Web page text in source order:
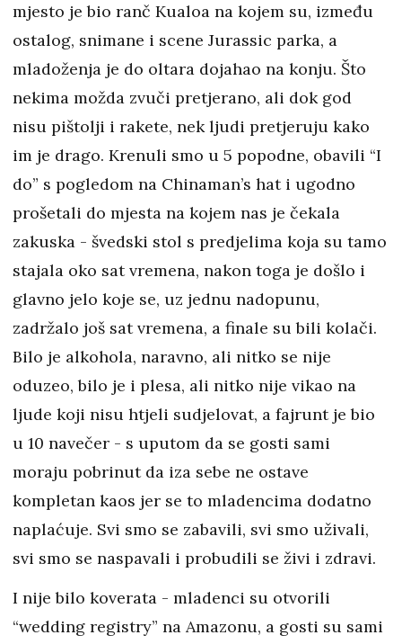
mjesto je bio ranč Kualoa na kojem su, između
ostalog, snimane i scene Jurassic parka, a
mladoženja je do oltara dojahao na konju. Što
nekima možda zvuči pretjerano, ali dok god
nisu pištolji i rakete, nek ljudi pretjeruju kako
im je drago. Krenuli smo u 5 popodne, obavili “I
do” s pogledom na Chinaman’s hat i ugodno
prošetali do mjesta na kojem nas je čekala
zakuska - švedski stol s predjelima koja su tamo
stajala oko sat vremena, nakon toga je došlo i
glavno jelo koje se, uz jednu nadopunu,
zadržalo još sat vremena, a finale su bili kolači.
Bilo je alkohola, naravno, ali nitko se nije
oduzeo, bilo je i plesa, ali nitko nije vikao na
ljude koji nisu htjeli sudjelovat, a fajrunt je bio
u 10 navečer - s uputom da se gosti sami
moraju pobrinut da iza sebe ne ostave
kompletan kaos jer se to mladencima dodatno
naplaćuje. Svi smo se zabavili, svi smo uživali,
svi smo se naspavali i probudili se živi i zdravi.
I nije bilo koverata - mladenci su otvorili
“wedding registry” na Amazonu, a gosti su sami